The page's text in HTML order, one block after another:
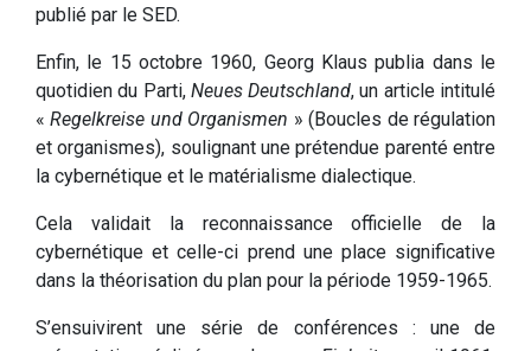
publié par le SED.
Enfin, le 15 octobre 1960, Georg Klaus publia dans le
quotidien du Parti, Neues Deutschland, un article intitulé
«Regelkreise und Organismen » (Boucles de régulation
et organismes), soulignant une prétendue parenté entre
la cybernétique et le matérialisme dialectique.
Cela validait la reconnaissance officielle de la
cybernétique et celle-ci prend une place significative
dans la théorisation du plan pour la période 1959-1965.
S’ensuivirent une série de conférences : une de